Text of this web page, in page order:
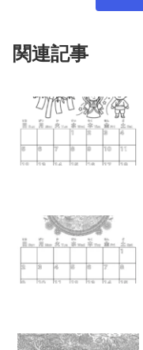
関連記事